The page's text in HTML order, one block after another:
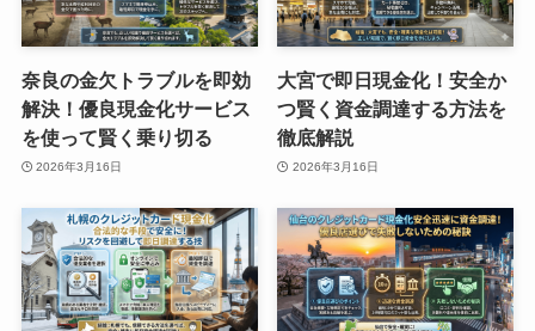
奈良の金欠トラブルを即効
解決！優良現金化サービス
を使って賢く乗り切る
2026年3月16日
大宮で即日現金化！安全か
つ賢く資金調達する方法を
徹底解説
2026年3月16日